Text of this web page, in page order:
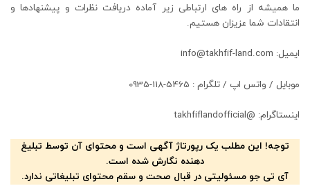
ما همیشه از راه های ارتباطی زیر آماده دریافت نظرات و پیشنهادها و
انتقادات شما عزیزان هستیم.
ایمیل: info@takhfif-land.com
موبایل / واتس اپ / تلگرام : 5465-118-0935
اینستاگرام: @takhfiflandofficial
توجه! این مطلب یک رپورتاژ آگهی است و محتوای آن توسط تبلیغ
دهنده نگارش شده است.
آی تی جو مسئولیتی در قبال صحت و سقم محتوای تبلیغاتی ندارد.